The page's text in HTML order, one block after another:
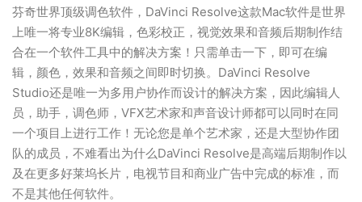
芬奇世界顶级调色软件，DaVinci Resolve这款Mac软件是世界
上唯一将专业8K编辑，色彩校正，视觉效果和音频后期制作结
合在一个软件工具中的解决方案！只需单击一下，即可在编
辑，颜色，效果和音频之间即时切换。DaVinci Resolve
Studio还是唯一为多用户协作而设计的解决方案，因此编辑人
员，助手，调色师，VFX艺术家和声音设计师都可以同时在同
一个项目上进行工作！无论您是单个艺术家，还是大型协作团
队的成员，不难看出为什么DaVinci Resolve是高端后期制作以
及在更多好莱坞长片，电视节目和商业广告中完成的标准，而
不是其他任何软件。